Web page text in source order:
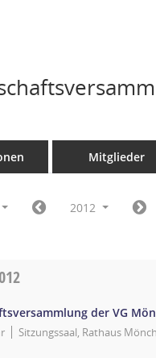
Mitglieder
2012
der VG
Sitzungssaal, Rathaus